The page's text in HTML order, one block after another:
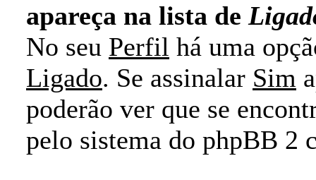
apareça na lista de
No seu Perfil há uma
Ligado. Se assinalar Sim
poderão ver que se
pelo sistema do phpBB 2